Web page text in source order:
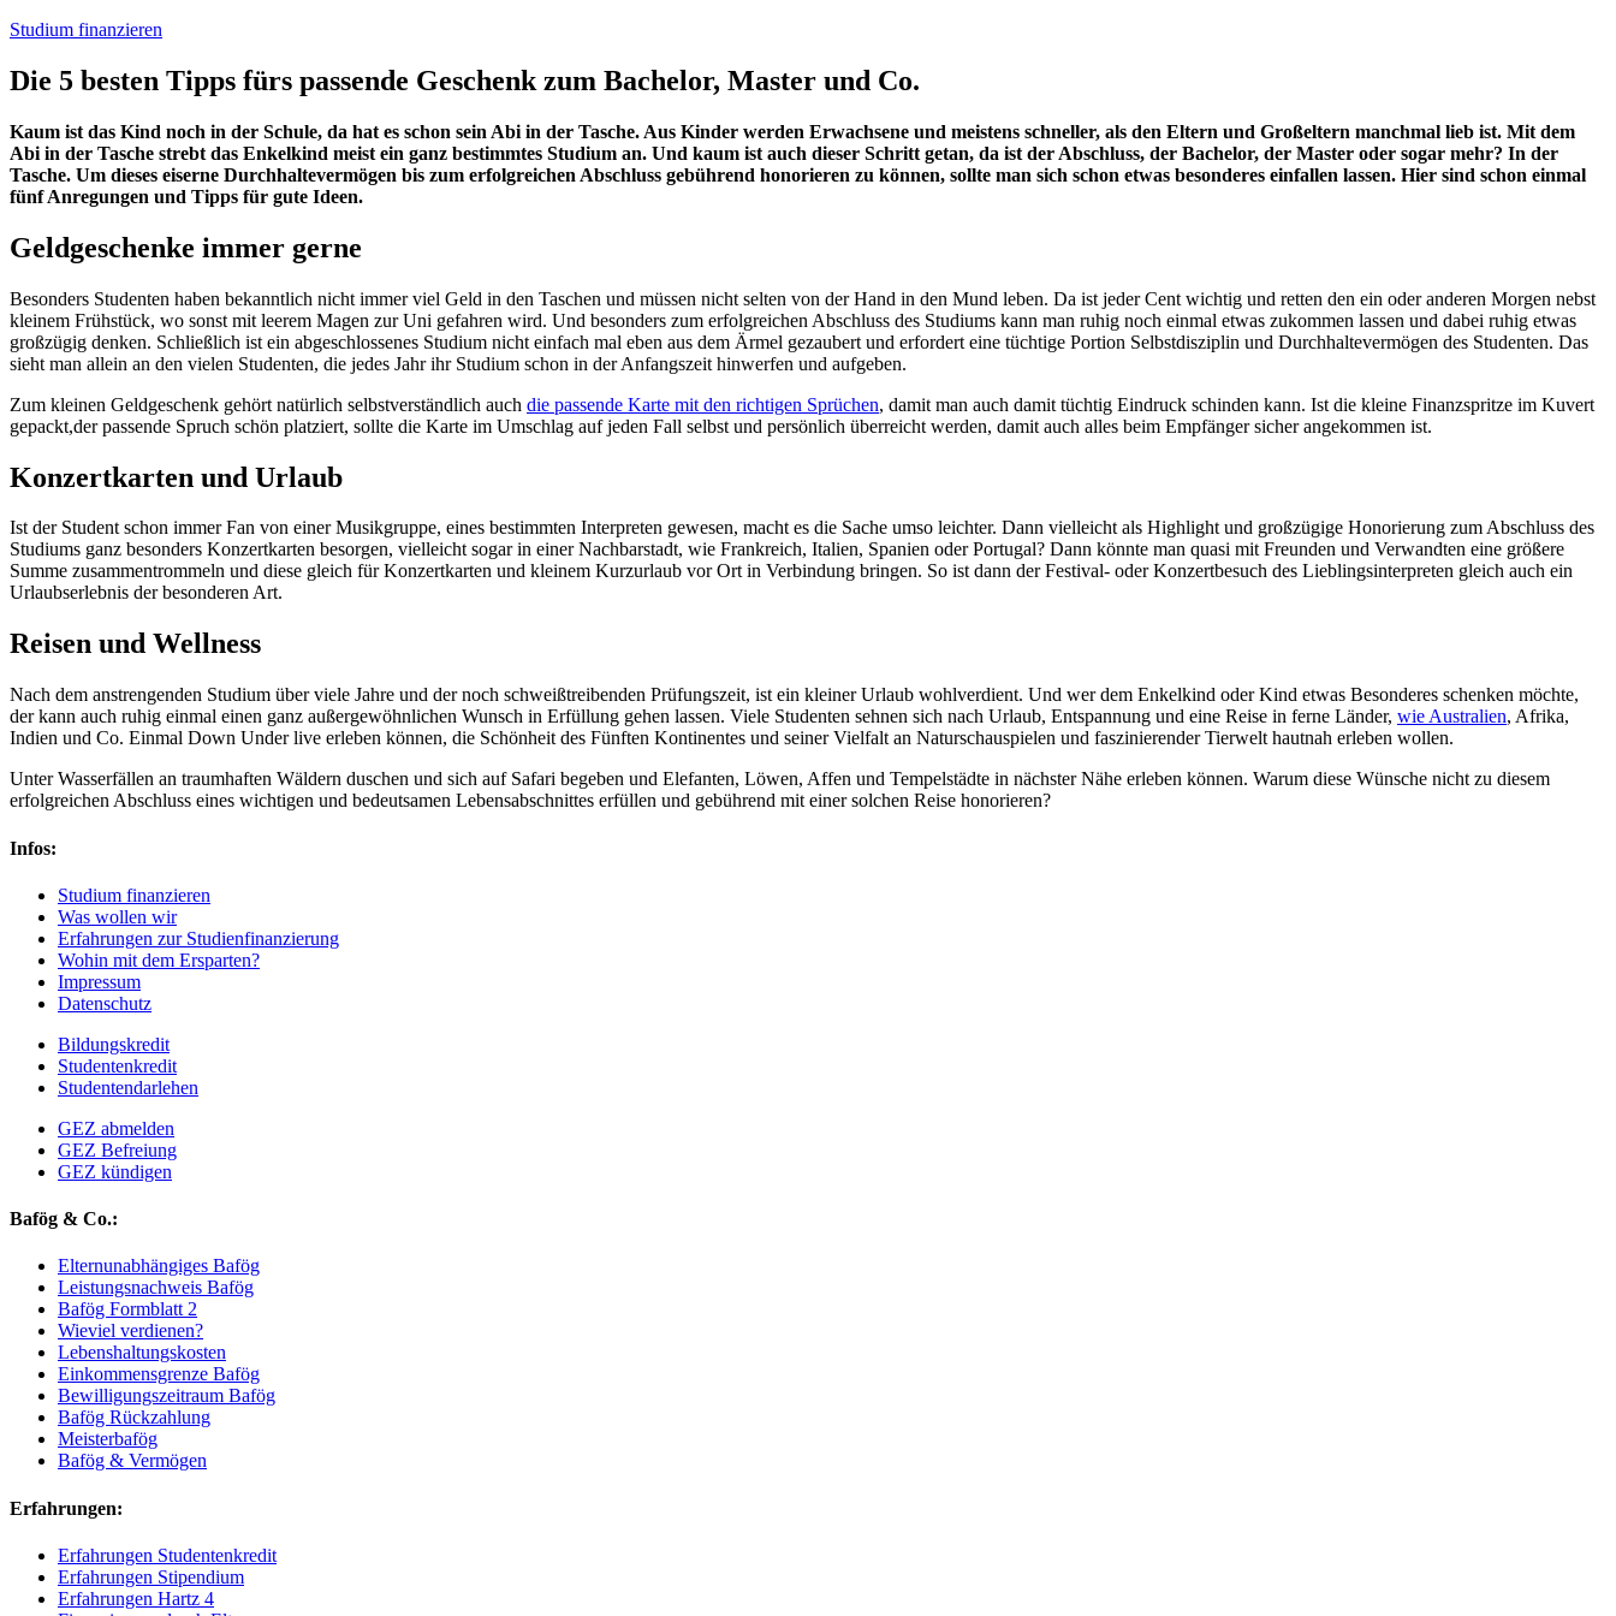
Studium finanzieren
Die 5 besten Tipps fürs passende Geschenk zum Bachelor, Master und Co.
Kaum ist das Kind noch in der Schule, da hat es schon sein Abi in der Tasche. Aus Kinder werden Erwachsene und meistens schneller, als den Eltern und Großeltern manchmal lieb ist. Mit dem
Abi in der Tasche strebt das Enkelkind meist ein ganz bestimmtes Studium an. Und kaum ist auch dieser Schritt getan, da ist der Abschluss, der Bachelor, der Master oder sogar mehr? In der
Tasche. Um dieses eiserne Durchhaltevermögen bis zum erfolgreichen Abschluss gebührend honorieren zu können, sollte man sich schon etwas besonderes einfallen lassen. Hier sind schon einmal
fünf Anregungen und Tipps für gute Ideen.
Geldgeschenke immer gerne
Besonders Studenten haben bekanntlich nicht immer viel Geld in den Taschen und müssen nicht selten von der Hand in den Mund leben. Da ist jeder Cent wichtig und retten den ein oder anderen Morgen nebst
kleinem Frühstück, wo sonst mit leerem Magen zur Uni gefahren wird. Und besonders zum erfolgreichen Abschluss des Studiums kann man ruhig noch einmal etwas zukommen lassen und dabei ruhig etwas
großzügig denken. Schließlich ist ein abgeschlossenes Studium nicht einfach mal eben aus dem Ärmel gezaubert und erfordert eine tüchtige Portion Selbstdisziplin und Durchhaltevermögen des Studenten. Das
sieht man allein an den vielen Studenten, die jedes Jahr ihr Studium schon in der Anfangszeit hinwerfen und aufgeben.
Zum kleinen Geldgeschenk gehört natürlich selbstverständlich auch die passende Karte mit den richtigen Sprüchen, damit man auch damit tüchtig Eindruck schinden kann. Ist die kleine Finanzspritze im Kuvert
gepackt,der passende Spruch schön platziert, sollte die Karte im Umschlag auf jeden Fall selbst und persönlich überreicht werden, damit auch alles beim Empfänger sicher angekommen ist.
Konzertkarten und Urlaub
Ist der Student schon immer Fan von einer Musikgruppe, eines bestimmten Interpreten gewesen, macht es die Sache umso leichter. Dann vielleicht als Highlight und großzügige Honorierung zum Abschluss des
Studiums ganz besonders Konzertkarten besorgen, vielleicht sogar in einer Nachbarstadt, wie Frankreich, Italien, Spanien oder Portugal? Dann könnte man quasi mit Freunden und Verwandten eine größere
Summe zusammentrommeln und diese gleich für Konzertkarten und kleinem Kurzurlaub vor Ort in Verbindung bringen. So ist dann der Festival- oder Konzertbesuch des Lieblingsinterpreten gleich auch ein
Urlaubserlebnis der besonderen Art.
Reisen und Wellness
Nach dem anstrengenden Studium über viele Jahre und der noch schweißtreibenden Prüfungszeit, ist ein kleiner Urlaub wohlverdient. Und wer dem Enkelkind oder Kind etwas Besonderes schenken möchte,
der kann auch ruhig einmal einen ganz außergewöhnlichen Wunsch in Erfüllung gehen lassen. Viele Studenten sehnen sich nach Urlaub, Entspannung und eine Reise in ferne Länder, wie Australien, Afrika,
Indien und Co. Einmal Down Under live erleben können, die Schönheit des Fünften Kontinentes und seiner Vielfalt an Naturschauspielen und faszinierender Tierwelt hautnah erleben wollen.
Unter Wasserfällen an traumhaften Wäldern duschen und sich auf Safari begeben und Elefanten, Löwen, Affen und Tempelstädte in nächster Nähe erleben können. Warum diese Wünsche nicht zu diesem
erfolgreichen Abschluss eines wichtigen und bedeutsamen Lebensabschnittes erfüllen und gebührend mit einer solchen Reise honorieren?
Infos:
Studium finanzieren
Was wollen wir
Erfahrungen zur Studienfinanzierung
Wohin mit dem Ersparten?
Impressum
Datenschutz
Bildungskredit
Studentenkredit
Studentendarlehen
GEZ abmelden
GEZ Befreiung
GEZ kündigen
Bafög & Co.:
Elternunabhängiges Bafög
Leistungsnachweis Bafög
Bafög Formblatt 2
Wieviel verdienen?
Lebenshaltungskosten
Einkommensgrenze Bafög
Bewilligungszeitraum Bafög
Bafög Rückzahlung
Meisterbafög
Bafög & Vermögen
Erfahrungen:
Erfahrungen Studentenkredit
Erfahrungen Stipendium
Erfahrungen Hartz 4